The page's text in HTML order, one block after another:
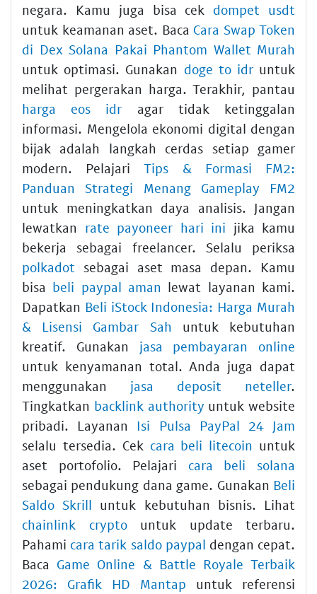
negara. Kamu juga bisa cek dompet usdt
untuk keamanan aset. Baca Cara Swap Token
di Dex Solana Pakai Phantom Wallet Murah
untuk optimasi. Gunakan doge to idruntuk
melihat pergerakan harga. Terakhir, pantau
harga eos idr agar tidak ketinggalan
informasi. Mengelola ekonomi digital dengan
bijak adalah langkah cerdas setiap gamer
modern. PelajariTips & Formasi FM2:
Panduan Strategi Menang Gameplay FM2
untuk meningkatkan daya analisis. Jangan
lewatkan rate payoneer hari ini jika kamu
bekerja sebagai freelancer. Selalu periksa
polkadot sebagai aset masa depan. Kamu
bisa beli paypal aman lewat layanan kami.
Dapatkan Beli iStock Indonesia: Harga Murah
& Lisensi Gambar Sah untuk kebutuhan
kreatif. Gunakan jasa pembayaran online
untuk kenyamanan total. Anda juga dapat
menggunakan jasa deposit neteller.
Tingkatkan backlink authority untuk website
pribadi. Layanan Isi Pulsa PayPal 24 Jam
selalu tersedia. Cek cara beli litecoin untuk
aset portofolio. Pelajari cara beli solana
sebagai pendukung dana game. Gunakan Beli
Saldo Skrill untuk kebutuhan bisnis. Lihat
chainlink cryptountuk update terbaru.
Pahami cara tarik saldo paypal dengan cepat.
Baca Game Online & Battle Royale Terbaik
2026: Grafik HD Mantap untuk referensi